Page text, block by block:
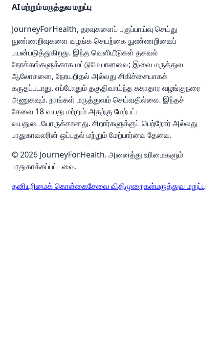
AI மற்றும் மருத்துவ மறுப்பு
JourneyForHealth, தரவுகளைப் பகுப்பாய்வு செய்து
நுண்ணறிவுகளை வழங்க செயற்கை நுண்ணறிவைப்
பயன்படுத்துகிறது. இந்த வெளியீடுகள் தகவல்
நோக்கங்களுக்காக மட்டுமேயானவை; இவை மருத்துவ
ஆலோசனை, நோயறிதல் அல்லது சிகிச்சையாகக்
கருதப்படாது. எப்போதும் தகுதிவாய்ந்த சுகாதார வழங்குநரை
அணுகவும். நாங்கள் மருத்துவம் செய்வதில்லை. இந்தச்
சேவை 18 வயது மற்றும் அதற்கு மேற்பட்ட
வயதுடையோருக்கானது. சிறார்களுக்குப் பெற்றோர் அல்லது
பாதுகாவலரின் ஒப்புதல் மற்றும் மேற்பார்வை தேவை.
© 2026 JourneyForHealth. அனைத்து உரிமைகளும்
பாதுகாக்கப்பட்டவை.
தனியுரிமைக் கொள்கைசேவை விதிமுறைகள்மருத்துவ மறுப்பு